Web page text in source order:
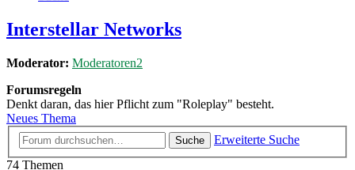
Interstellar Networks
Moderator: Moderatoren2
Forumsregeln
Denkt daran, das hier Pflicht zum "Roleplay" besteht.
Neues Thema
Suche
Erweiterte Suche
74 Themen